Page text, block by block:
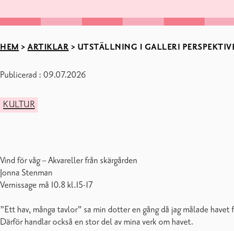
HEM > ARTIKLAR > UTSTÄLLNING I GALLERI
Publicerad : 09.07.2026
KULTUR
Vind för våg – Akvareller från skärgården
Jonna Stenman
Vernissage må 10.8 kl.15-17
”Ett hav, många tavlor” sa min dotter en gång då jag målade
Därför handlar också en stor del av mina verk om havet.